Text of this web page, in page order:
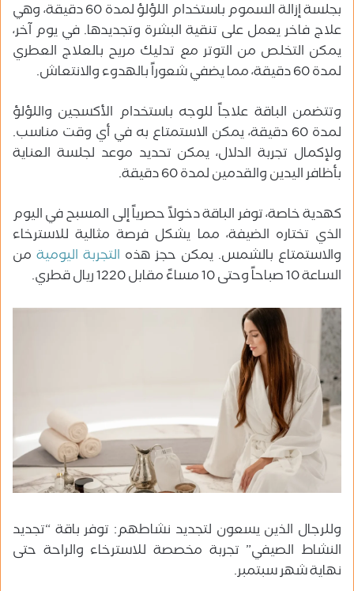
بجلسة إزالة السموم باستخدام اللؤلؤ لمدة 60 دقيقة، وهي
علاج فاخر يعمل على تنقية البشرة وتجديدها. في يوم آخر،
يمكن التخلص من التوتر مع تدليك مريح بالعلاج العطري
لمدة 60 دقيقة، مما يضفي شعوراً بالهدوء والانتعاش.
وتتضمن الباقة علاجاً للوجه باستخدام الأكسجين واللؤلؤ
لمدة 60 دقيقة، يمكن الاستمتاع به في أي وقت مناسب.
ولإكمال تجربة الدلال، يمكن تحديد موعد لجلسة العناية
بأظافر اليدين والقدمين لمدة 60 دقيقة.
كهدية خاصة، توفر الباقة دخولاً حصرياً إلى المسبح في اليوم
الذي تختاره الضيفة، مما يشكل فرصة مثالية للاسترخاء
والاستمتاع بالشمس. يمكن حجز هذه التجربة اليومية من
الساعة 10 صباحاً
وحتى
وللرجال الذين يسعون لتجديد نشاطهم: توفر باقة “تجديد
النشاط الصيفي” تجربة مخصصة للاسترخاء والراحة حتى
نهاية شهر سبتمبر.